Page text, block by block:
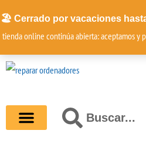
🏖️ Cerrado por vacaciones
tienda online continúa abierta: aceptamos y
al
contenido
BuscarBuscar